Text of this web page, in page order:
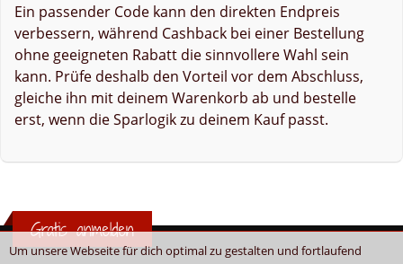
Um unsere Webseite für dich optimal zu gestalten und fortlaufend
Ein passender Code kann den direkten Endpreis
verbessern, während Cashback bei einer Bestellung
ohne geeigneten Rabatt die sinnvollere Wahl sein
kann. Prüfe deshalb den Vorteil vor dem Abschluss,
gleiche ihn mit deinem Warenkorb ab und bestelle
erst, wenn die Sparlogik zu deinem Kauf passt.
Gratis anmelden